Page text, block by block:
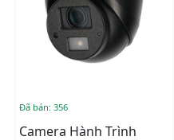
Đã bán: 356
Camera Hành Trình